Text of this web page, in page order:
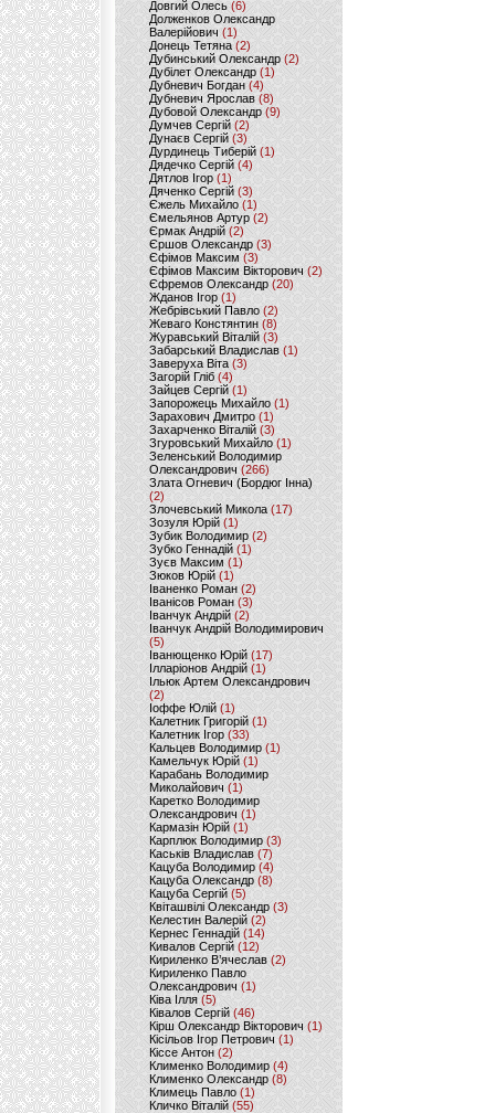
Довгий Олесь (6)
Долженков Олександр
Валерійович (1)
Донець Тетяна (2)
Дубинський Олександр(2)
Дубілет Олександр (1)
Дубневич Богдан (4)
Дубневич Ярослав (8)
Дубовой Олександр(9)
Думчев Сергій (2)
Дунаєв Сергій(3)
Дурдинець Тиберій (1)
Дядечко Сергій (4)
Дятлов Ігор (1)
Дяченко Сергій (3)
Єжель Михайло (1)
Ємельянов Артур (2)
Єрмак Андрій (2)
Єршов Олександр (3)
Єфімов Максим (3)
Єфімов Максим Вікторович (2)
Єфремов Олександр (20)
Жданов Ігор (1)
Жебрівський Павло (2)
Жеваго Констянтин (8)
Журавський Віталій (3)
Забарський Владислав (1)
Заверуха Віта (3)
Загорій Гліб (4)
Зайцев Сергій(1)
Запорожець Михайло (1)
Зарахович Дмитро (1)
Захарченко Віталій (3)
Згуровський Михайло (1)
Зеленський Володимир
Олександрович (266)
Злата Огневич (Бордюг Інна)
(2)
Злочевський Микола(17)
Зозуля Юрій (1)
Зубик Володимир (2)
Зубко Геннадій (1)
Зуєв Максим(1)
Зюков Юрій (1)
Іваненко Роман (2)
Іванісов Роман (3)
Іванчук Андрій(2)
Іванчук Андрій Володимирович
(5)
Іванющенко Юрій (17)
Ілларіонов Андрій (1)
Ільюк Артем Олександрович
(2)
Іоффе Юлій (1)
Калетник Григорій(1)
Калетник Ігор (33)
Кальцев Володимир(1)
Камельчук Юрій (1)
Карабань Володимир
Миколайович (1)
Каретко Володимир
Олександрович (1)
Кармазін Юрій(1)
Карплюк Володимир(3)
Каськів Владислав (7)
Кацуба Володимир (4)
Кацуба Олександр (8)
Кацуба Сергій (5)
Квіташвілі Олександр(3)
Келестин Валерій(2)
Кернес Геннадій (14)
Кивалов Сергій (12)
Кириленко В’ячеслав (2)
Кириленко Павло
Олександрович (1)
Ківа Ілля (5)
Ківалов Сергій(46)
Кірш Олександр Вікторович (1)
Кісільов Ігор Петрович (1)
Кіссе Антон (2)
Клименко Володимир(4)
Клименко Олександр (8)
Климець Павло (1)
Кличко Віталій(55)